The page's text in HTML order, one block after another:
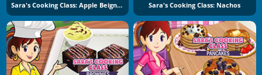
Sara's Cooking Class: Apple Beignets Sara's Cooking Class: Nachos